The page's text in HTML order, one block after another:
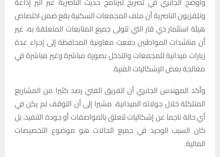
وتلفزيون الناصرية أن ملف المجمعات السكنية يقع ضمن اختصاص
هيئة استثمار ذي قار التي تتولى جميع المتابعات المتعلقة به، غير
أن مناشدات المواطنين دفعت معاونية المحافظة إلى إجراء عدة
زيارات ميدانية للمجمعات والتدخل بصورة مباشرة وغير مباشرة في
معالجة بعض الإشكاليات الفنية.
وأكد المهندس الجابري أن الفريق الفني رصد كثيرا من المشاريع
المتلكئة خلال جولاته الميدانية، مشيرا إلى أن التوقف لم يكن في
أي حالة ناجما عن إشكاليات تتعلق بالمواصفات أو جودة التنفيذ، بل
كان السبب الوحيد في جميع الحالات هو موضوع التخصيصات
المالية.